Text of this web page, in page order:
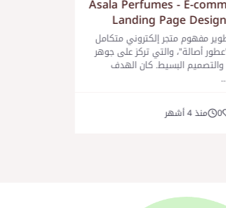
Asala Perfumes - E-
Landing Page Design
مفهوم متجر إلكتروني متكامل
أصالة"، والتي تركز على جوهر
والتصميم البسيط. كان الهدف
0 منذ 4 أشهر